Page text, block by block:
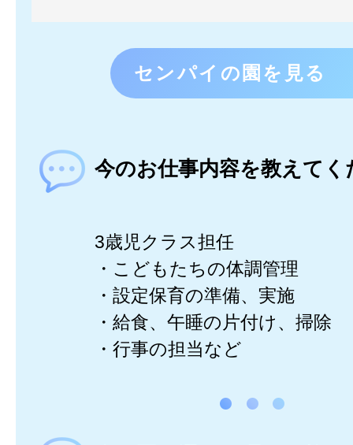
センパイの園を見る
今のお仕事内容を教えてく
3歳児クラス担任
・こどもたちの体調管理
・設定保育の準備、実施
・給食、午睡の片付け、掃除
・行事の担当など